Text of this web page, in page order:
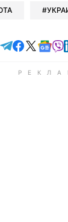
Читайте в
Читайте